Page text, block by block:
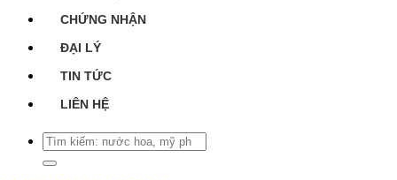
CHỨNG NHẬN
ĐẠI LÝ
TIN TỨC
LIÊN HỆ
Tìm
kiếm: